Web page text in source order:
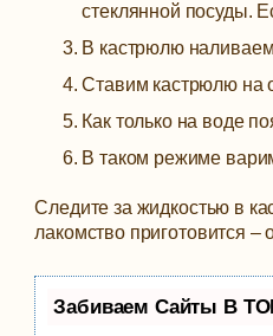
стеклянной посуды.
В кастрюлю
Ставим кастрюлю на
Как только на воде
В таком режиме
Следите за жидкостью в
лакомство приготовится –
Забиваем Сайты В